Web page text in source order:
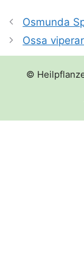
Osmunda
Ossa
©